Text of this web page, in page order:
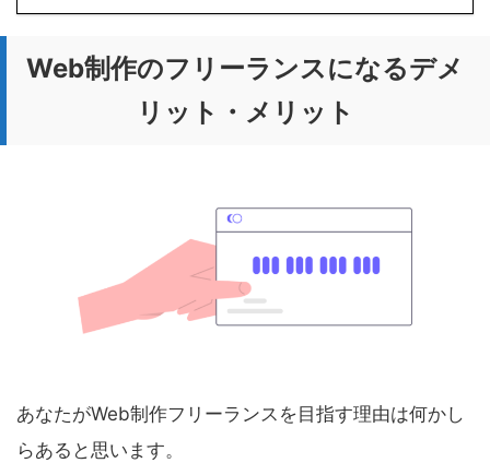
Web制作のフリーランスになるデメ
リット・メリット
あなたがWeb制作フリーランスを目指す理由は何かし
らあると思います。